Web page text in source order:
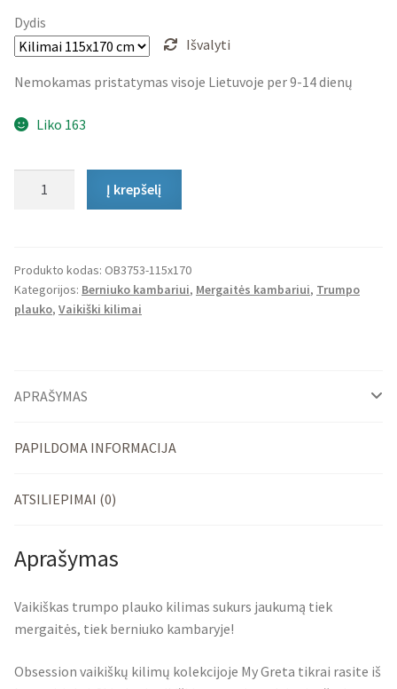
Dydis
Išvalyti
Nemokamas pristatymas visoje Lietuvoje per 9-14 dienų
Liko 163
Dinosaurs
Į krepšelį
Produkto kodas: OB3753-115x170
Kategorijos: Berniuko kambariui, Mergaitės kambariui, Trumpo
plauko, Vaikiški kilimai
APRAŠYMAS
PAPILDOMA INFORMACIJA
ATSILIEPIMAI (0)
Aprašymas
Vaikiškas trumpo plauko kilimas sukurs jaukumą tiek
mergaitės, tiek berniuko kambaryje!
Obsession vaikiškų kilimų kolekcijoje My Greta tikrai rasite iš